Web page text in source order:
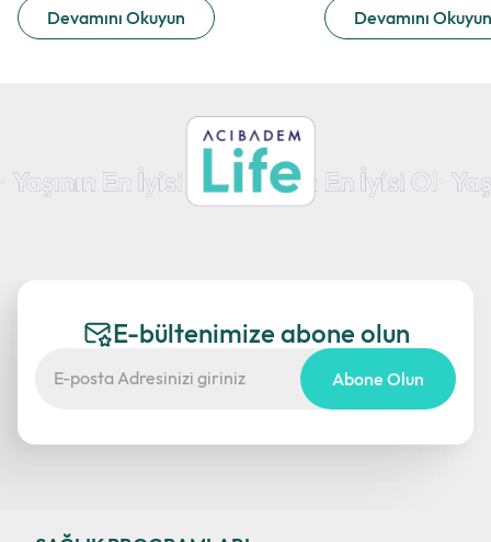
Devamını Okuyun Devamını Okuyun
E-bültenimize abone olun
Abone Olun